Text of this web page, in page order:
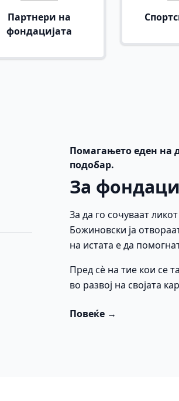
Партнери на
фондацијата
Помагањето еден на
подобар.
За
За да го сочуваат
Божиновски ја
на истата е да
Пред сè на тие кои се
во развој на својата
Повеќе →